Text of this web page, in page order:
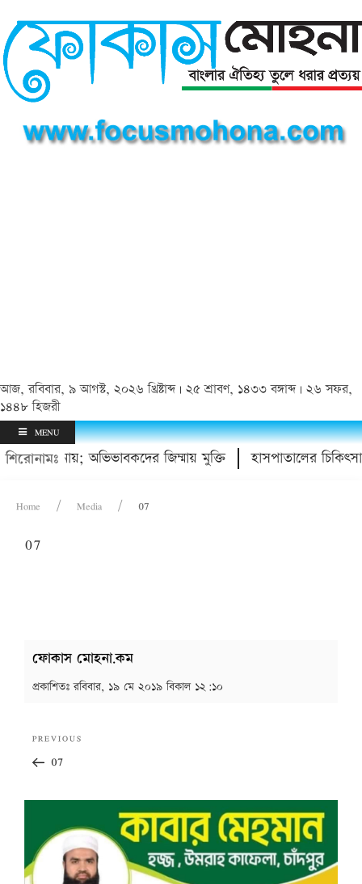
আজ, রবিবার, ৯ আগস্ট, ২০২৬ খ্রিষ্টাব্দ | ২৫ শ্রাবণ, ১৪৩৩ বঙ্গাব্দ | ২৬ সফর,
১৪৪৮ হিজরী
MENU
শিরোনামঃথানায়; অভিভাবকদের জিম্মায় মুক্তি হাসপাতালের
Home Media 07
07
ফোকাস মোহনা.কম
প্রকাশিতঃরবিবার, ১৯ মে ২০১৯ বিকাল ১২:১০
navigation
Previous
Post
PREVIOUS
07